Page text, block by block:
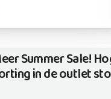
Summer Sale!
in de outlet